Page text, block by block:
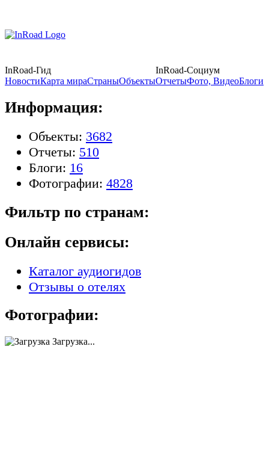
InRoad-Гид
InRoad-Социум
НовостиКарта мираСтраныОбъектыОтчетыФото, ВидеоБлоги
Информация:
Объекты: 3682
Отчеты: 510
Блоги: 16
Фотографии: 4828
Фильтр по странам:
Онлайн сервисы:
Каталог аудиогидов
Отзывы о отелях
Фотографии:
Загрузка...